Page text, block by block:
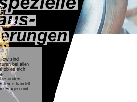
de en
sind
bei allen
ob es sich
handelt.
Fragen und